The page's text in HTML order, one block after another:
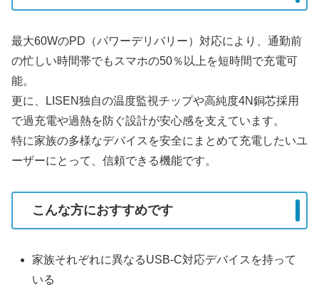
最大60WのPD（パワーデリバリー）対応により、通勤前
の忙しい時間帯でもスマホの50％以上を短時間で充電可
能。
更に、LISEN独自の温度監視チップや高純度4N銅芯採用
で過充電や過熱を防ぐ設計が安心感を支えています。
特に家族の多様なデバイスを安全にまとめて充電したいユ
ーザーにとって、信頼できる機能です。
こんな方におすすめです
家族それぞれに異なるUSB-C対応デバイスを持って
いる